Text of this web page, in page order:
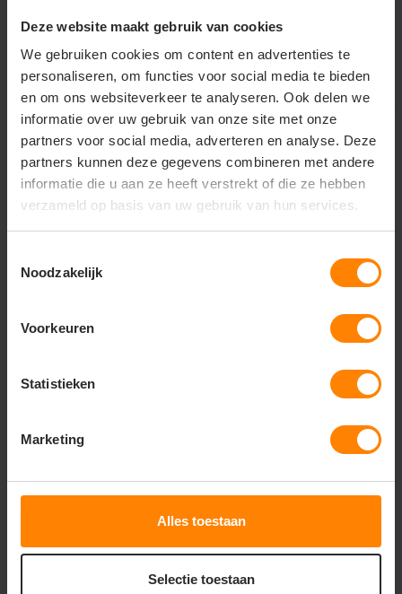
Deze website maakt gebruik van cookies
We gebruiken cookies om content en advertenties te
personaliseren, om functies voor social media te bieden
en om ons websiteverkeer te analyseren. Ook delen we
informatie over uw gebruik van onze site met onze
partners voor social media, adverteren en analyse. Deze
partners kunnen deze gegevens combineren met andere
informatie die u aan ze heeft verstrekt of die ze hebben
verzameld op basis van uw gebruik van hun services.
Noodzakelijk
Voorkeuren
Statistieken
Marketing
Alles toestaan
Selectie toestaan
printer
Bedrukking in eigen huis
Materiaal: Polyester / elastaan